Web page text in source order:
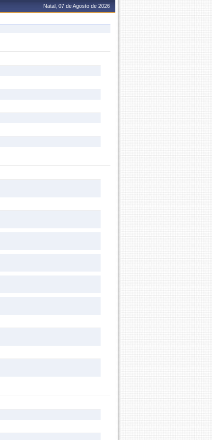
Natal, 07 de Agosto de 2026